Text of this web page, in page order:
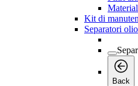
Kit di
Separatori olio
Back